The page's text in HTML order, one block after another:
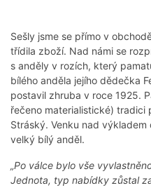
Sešly jsme se přímo v
třídila zboží. Nad námi se
s anděly v rozích, který
bílého anděla jejího dědečka
postavil zhruba v roce 1925.
řečeno materialistické) tradici
Stráský. Venku nad
velký bílý anděl.
„Po válce bylo vše
Jednota, typ nabídky zůstal